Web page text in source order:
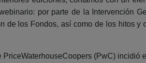
por parte de la Intervención
de los Fondos, así como de los hitos
(PwC)